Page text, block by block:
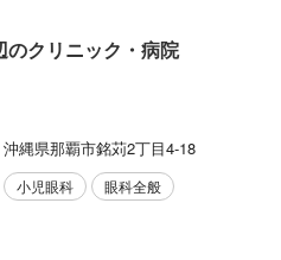
のクリニック・病院
沖縄県那覇市銘苅2丁目4-18
小児眼科 眼科全般